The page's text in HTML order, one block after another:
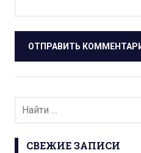
СВЕЖИЕ ЗАПИСИ